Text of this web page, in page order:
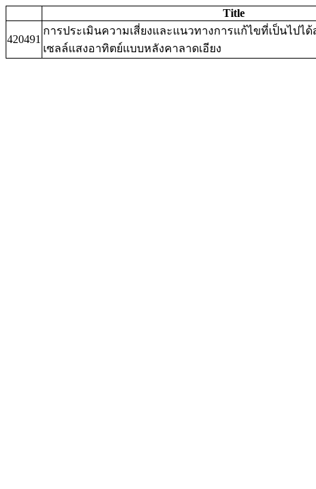
Title
420491
การประเมินความเสี่ยงและแนวทางการแก้ไขที่เป็นไปไ
เซลล์แสงอาทิตย์แบบหลังคาลาดเอียง